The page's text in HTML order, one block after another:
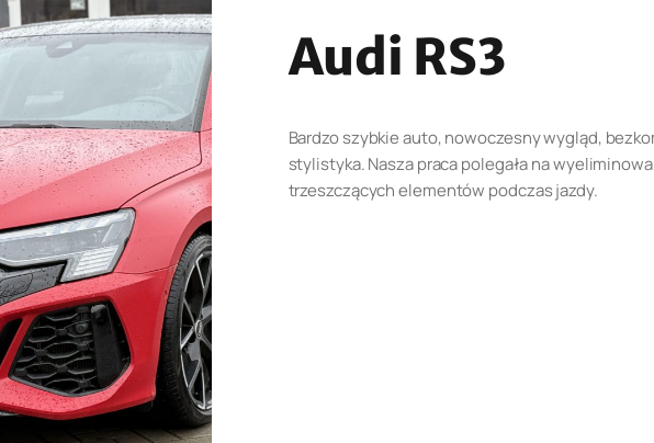
Audi RS3
Bardzo szybkie auto, nowoczesny wygląd,
stylistyka. Nasza praca polegała na
trzeszczących elementów podczas jazdy.